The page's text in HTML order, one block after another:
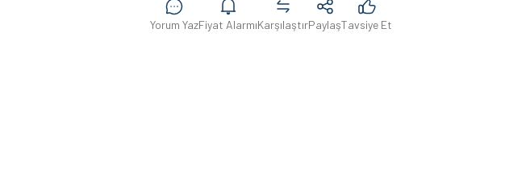
Yorum YazFiyat AlarmıKarşılaştırPaylaşTavsiye Et